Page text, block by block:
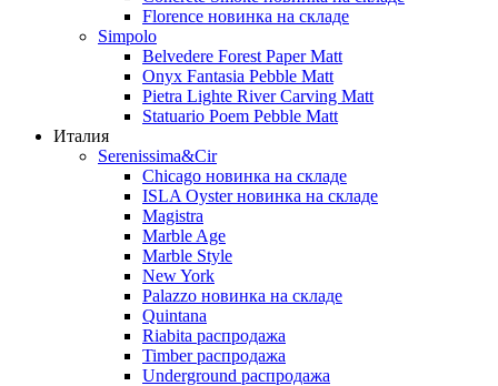
Florence новинка на складе
Simpolo
Belvedere Forest Paper Matt
Onyx Fantasia Pebble Matt
Pietra Lighte River Carving Matt
Statuario Poem Pebble Matt
Италия
Serenissima&Cir
Chicago новинка на складе
ISLA Oyster новинка на складе
Magistra
Marble Age
Marble Style
New York
Palazzo новинка на складе
Quintana
Riabita распродажа
Timber распродажа
Underground распродажа